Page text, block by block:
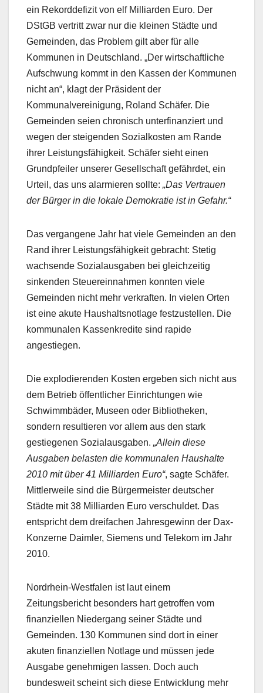
ein Rekorddefizit von elf Milliarden Euro. Der
DStGB vertritt zwar nur die kleinen Städte und
Gemeinden, das Problem gilt aber für alle
Kommunen in Deutschland. „Der wirtschaftliche
Aufschwung kommt in den Kassen der Kommunen
nicht an“, klagt der Präsident der
Kommunalvereinigung, Roland Schäfer. Die
Gemeinden seien chronisch unterfinanziert und
wegen der steigenden Sozialkosten am Rande
ihrer Leistungsfähigkeit. Schäfer sieht einen
Grundpfeiler unserer Gesellschaft gefährdet, ein
Urteil, das uns alarmieren sollte: „Das Vertrauen
der Bürger in die lokale Demokratie ist in Gefahr.“
Das vergangene Jahr hat viele Gemeinden an den
Rand ihrer Leistungsfähigkeit gebracht: Stetig
wachsende Sozialausgaben bei gleichzeitig
sinkenden Steuereinnahmen konnten viele
Gemeinden nicht mehr verkraften. In vielen Orten
ist eine akute Haushaltsnotlage festzustellen. Die
kommunalen Kassenkredite sind rapide
angestiegen.
Die explodierenden Kosten ergeben sich nicht aus
dem Betrieb öffentlicher Einrichtungen wie
Schwimmbäder, Museen oder Bibliotheken,
sondern resultieren vor allem aus den stark
gestiegenen Sozialausgaben. „Allein diese
Ausgaben belasten die kommunalen Haushalte
2010 mit über 41 Milliarden Euro“, sagte Schäfer.
Mittlerweile sind die Bürgermeister deutscher
Städte mit 38 Milliarden Euro verschuldet. Das
entspricht dem dreifachen Jahresgewinn der Dax-
Konzerne Daimler, Siemens und Telekom im Jahr
2010.
Nordrhein-Westfalen ist laut einem
Zeitungsbericht besonders hart getroffen vom
finanziellen Niedergang seiner Städte und
Gemeinden. 130 Kommunen sind dort in einer
akuten finanziellen Notlage und müssen jede
Ausgabe genehmigen lassen. Doch auch
bundesweit scheint sich diese Entwicklung mehr